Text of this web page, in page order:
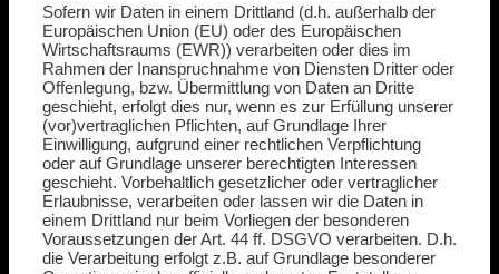
Sofern wir Daten in einem Drittland (d.h. außerhalb der
Europäischen Union (EU) oder des Europäischen
Wirtschaftsraums (EWR)) verarbeiten oder dies im
Rahmen der Inanspruchnahme von Diensten Dritter oder
Offenlegung, bzw. Übermittlung von Daten an Dritte
geschieht, erfolgt dies nur, wenn es zur Erfüllung unserer
(vor)vertraglichen Pflichten, auf Grundlage Ihrer
Einwilligung, aufgrund einer rechtlichen Verpflichtung
oder auf Grundlage unserer berechtigten Interessen
geschieht. Vorbehaltlich gesetzlicher oder vertraglicher
Erlaubnisse, verarbeiten oder lassen wir die Daten in
einem Drittland nur beim Vorliegen der besonderen
Voraussetzungen der Art. 44 ff. DSGVO verarbeiten. D.h.
die Verarbeitung erfolgt z.B. auf Grundlage besonderer